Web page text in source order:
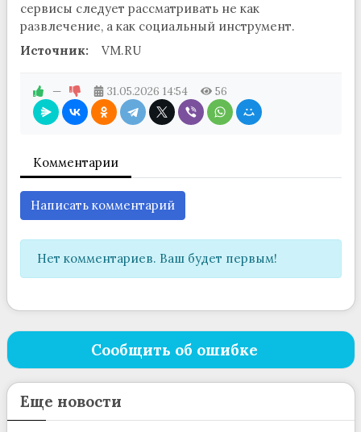
сервисы следует рассматривать не как
развлечение, а как социальный инструмент.
Источник:
VM.RU
— 31.05.2026 14:54 56
Комментарии
Написать комментарий
Нет комментариев. Ваш будет первым!
Сообщить об ошибке
Еще новости